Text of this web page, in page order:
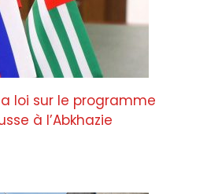
loi sur le programme
à l’Abkhazie